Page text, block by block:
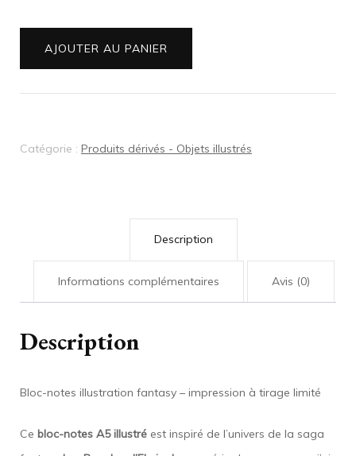
quantité
illustré
Les
d’Elwinah
Eowin
AJOUTER AU PANIER
Catégorie : Produits dérivés - Objets illustrés
Description
Informations complémentaires Avis (0)
Description
Bloc-notes illustration fantasy – impression à tirage limité
Ce bloc-notes A5 illustré est inspiré de l’univers de la saga